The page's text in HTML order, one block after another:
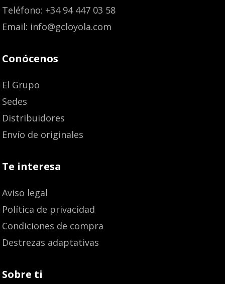
Teléfono: +34 94 447 03 58
Email: info@gcloyola.com
Conócenos
El Grupo
Sedes
Distribuidores
Envío de originales
Te interesa
Aviso legal
Política de privacidad
Condiciones de compra
Destrezas adaptativas
Sobre ti